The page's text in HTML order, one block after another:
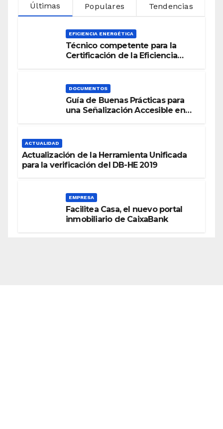
Últimas Populares Tendencias
EFICIENCIA ENERGÉTICA
Técnico competente para la
Certificación de la Eficiencia
DOCUMENTOS
Guía de Buenas Prácticas para
una Señalización Accesible en
ACTUALIDAD
Actualización de la Herramienta Unificada
para la verificación del DB-HE 2019
EMPRESA
Facilitea Casa, el nuevo portal
inmobiliario de CaixaBank